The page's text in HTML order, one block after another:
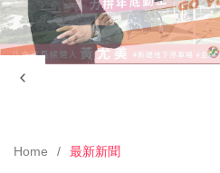
Home 最新新聞